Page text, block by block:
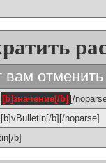
вам
[b]значение[/b] [/
b][/noparse]
b]